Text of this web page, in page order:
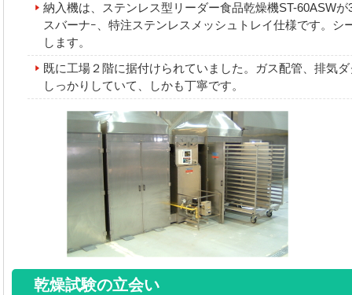
納入機は、ステンレス型リーダー食品乾燥機ST-60ASW
スバーナｰ、特注ステンレスメッシュトレイ仕様です。シ
します。
既に工場２階に据付けられていました。ガス配管、排気
しっかりしていて、しかも丁寧です。
乾燥試験の立会い